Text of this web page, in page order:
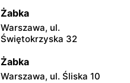
Żabka
Warszawa, ul.
Świętokrzyska 32
Żabka
Warszawa, ul. Śliska 10